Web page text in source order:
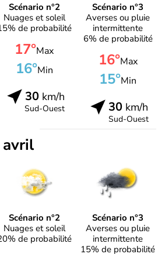
Scénario n°2
Nuages et soleil
de probabilité
17°Max
16°Min
30km/h
Sud-Ouest
Scénario n°3
Averses ou pluie
intermittente
6% de probabilité
16°Max
15°Min
30 km/h
Sud-Ouest
Scénario n°2
Nuages et soleil
de probabilité
Scénario n°3
Averses ou pluie
intermittente
15% de probabilité